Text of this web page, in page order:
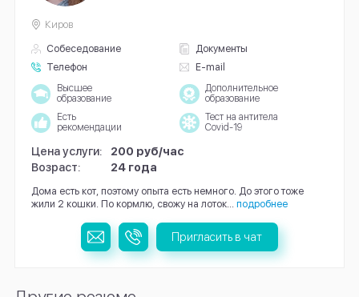
Собеседование
Документы
Телефон
E-mail
Киров
Высшее
образование
Дополнительное
образование
Есть
рекомендации
Тест на антитела
Covid-19
Цена услуги:
200 руб/час
Возраст:
24 года
Дома есть кот, поэтому опыта есть немного. До этого тоже
жили 2 кошки. По кормлю, свожу на лоток... подробнее
Пригласить в чат